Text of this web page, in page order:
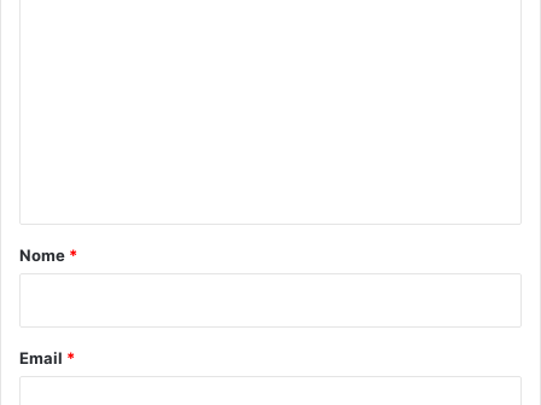
o
l
a
n
C
o
l
l
’
d
i
z
o
Nome *
Email *